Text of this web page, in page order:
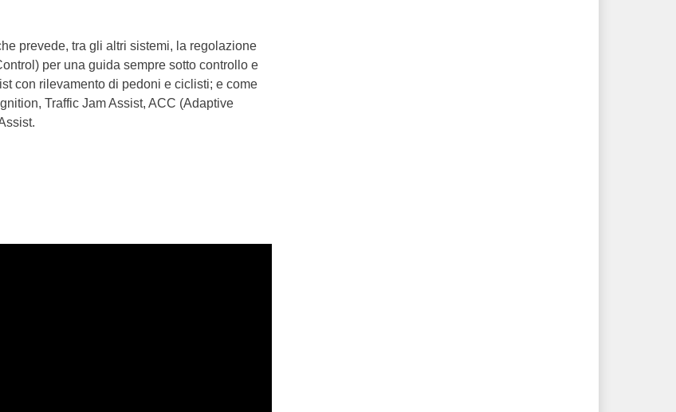
prevede, tra gli altri sistemi, la regolazione
per una guida sempre sotto controllo e
con rilevamento di pedoni e ciclisti; e come
Traffic Jam Assist, ACC (Adaptive